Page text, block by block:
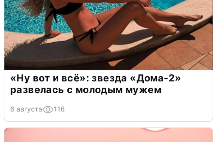
«Ну вот и всё»: звезда «Дома-2»
развелась с молодым мужем
6 августа 116